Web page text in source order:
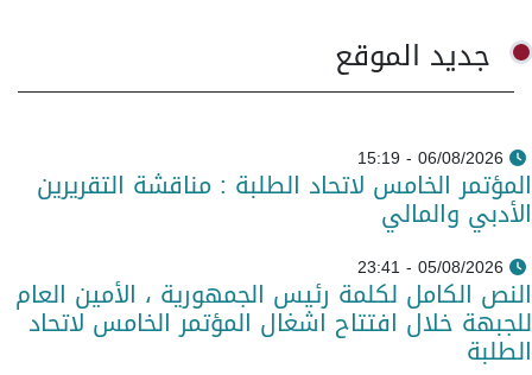
جديد الموقع
06/08/2026 - 15:19
المؤتمر الخامس لاتحاد الطلبة : مناقشة التقريرين
الأدبي والمالي
05/08/2026 - 23:41
النص الكامل لكلمة رئيس الجمهورية ، الأمين العام
للجبهة خلال افتتاح اشغال المؤتمر الخامس لاتحاد
الطلبة